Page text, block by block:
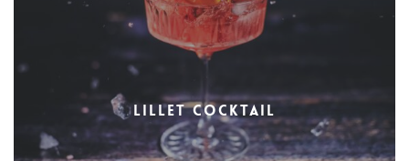
Lillet cocktail